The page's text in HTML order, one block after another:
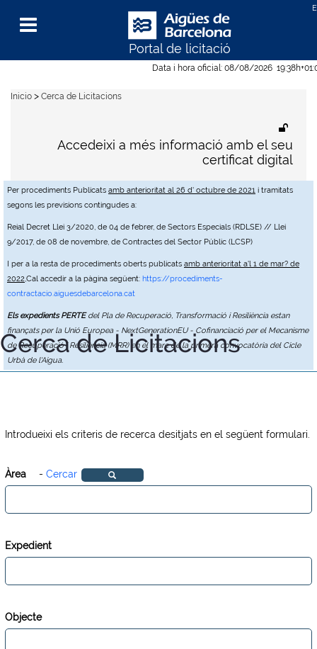
Data i hora oficial: 08/08/2026 19:38h
Per procediments Publicats amb anterioritat al 26 d' octubre de 2021 i tramitats
segons les previsions contingudes a:
Reial Decret Llei 3/2020, de 04 de febrer, de Sectors Especials (RDLSE) // Llei
9/2017, de 08 de novembre, de Contractes del Sector Públic (LCSP)
I per a la resta de procediments oberts publicats amb anterioritat a'l 1 de mar? de
2022,Cal accedir a la pàgina següent: https://procediments-
contractacio.aiguesdebarcelona.cat
Els expedients PERTEdel Pla de Recuperació, Transformació i Resiliència estan
finançats per la Unió Europea - NextGenerationEU - Cofinanciació per el Mecanisme
de Recuperació i Resiliència (MRR) en el marc de la primera convocatòria del Cicle
Urbà de l'Aigua.
Portal de licitació
Menu
Accedeixi a més informació amb el seu
certificat digital
Inicio > Cerca de Licitacions
Cerca de Licitacions
Introdueixi els criteris de recerca desitjats en el següent formulari.
Àrea - Cercar
Expedient
Objecte